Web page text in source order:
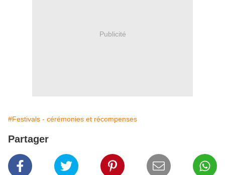
Publicité
#Festivals - cérémonies et récompenses
Partager